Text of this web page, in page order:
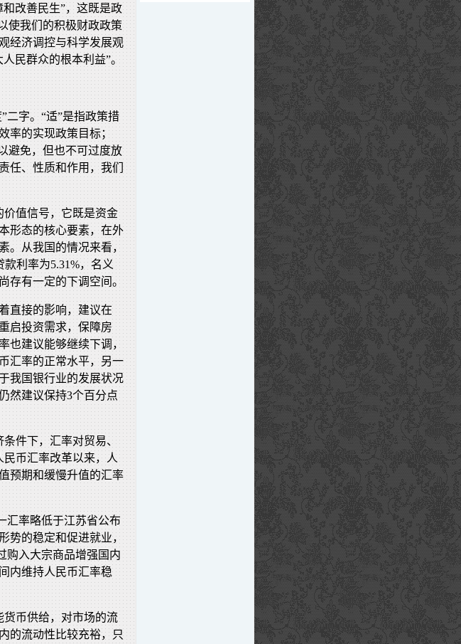
改善民生”，这既是政
使我们的积极财政政策
经济调控与科学发展观
民群众的根本利益”。
二字。“适”是指政策措
率的实现政策目标；
避免，但也不可过度放
任、性质和作用，我们
价值信号，它既是资金
形态的核心要素，在外
。从我国的情况来看，
利率为5.31%，名义
存有一定的下调空间。
直接的影响，建议在
启投资需求，保障房
也建议能够继续下调，
汇率的正常水平，另一
我国银行业的发展状况
然建议保持3个百分点
件下，汇率对贸易、
币汇率改革以来，人
预期和缓慢升值的汇率
汇率略低于江苏省公布
势的稳定和促进就业，
购入大宗商品增强国内
内维持人民币汇率稳
币供给，对市场的流
的流动性比较充裕，只